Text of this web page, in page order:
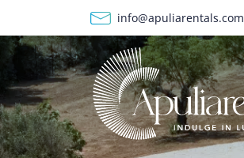
Salta al contenuto principaleinfo@apuliarentals.com